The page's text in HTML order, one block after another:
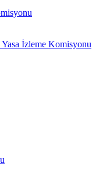
İzleme Komisyonu